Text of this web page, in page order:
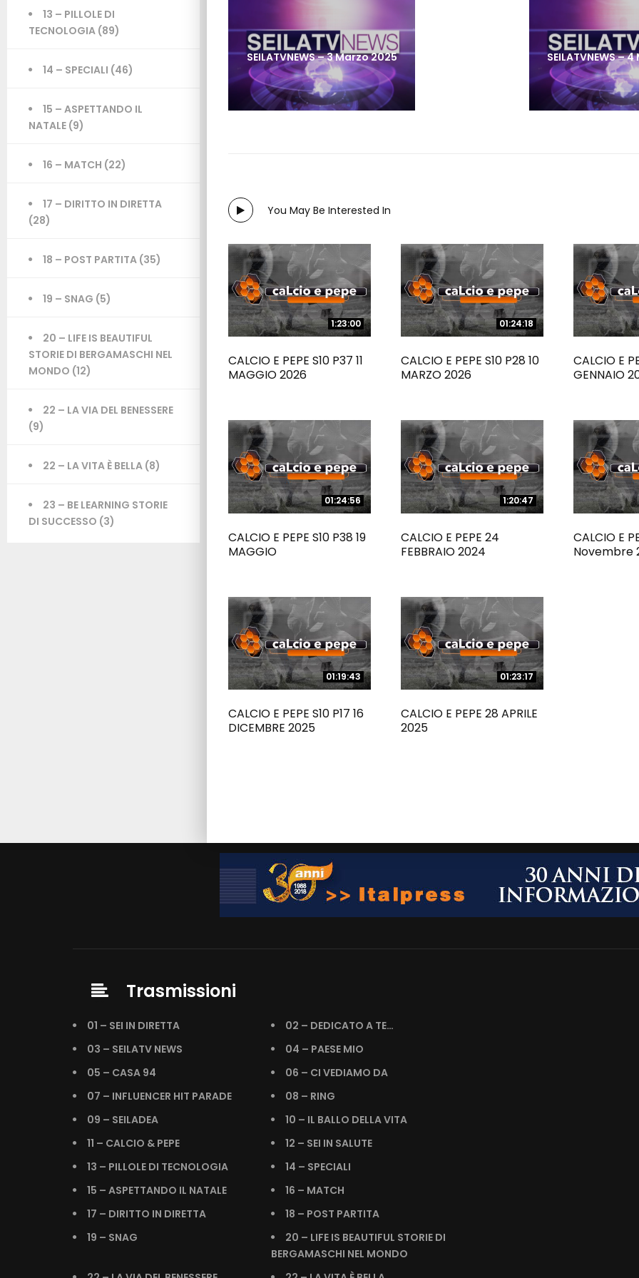
13 – PILLOLE DI
TECNOLOGIA (89)
14 – SPECIALI (46)
15 – ASPETTANDO IL
NATALE (9)
16 – MATCH (22)
17 – DIRITTO IN DIRETTA
(28)
18 – POST PARTITA (35)
19 – SNAG (5)
20 – LIFE IS BEAUTIFUL
STORIE DI BERGAMASCHI NEL
MONDO (12)
22 – LA VIA DEL BENESSERE
(9)
22 – LA VITA È BELLA (8)
23 – BE LEARNING STORIE
DI SUCCESSO (3)
SEILATVNEWS – 3 Marzo 2025 SEILATVNEWS –
You May Be Interested In
1:23:00
1:23:00
CALCIO E PEPE S10 P37 11
MAGGIO 2026
01:24:18
01:24:18
CALCIO E PEPE S10 P28 10
MARZO 2026
CALCIO E
GENNAIO
01:24:56
01:24:56
CALCIO E PEPE S10 P38 19
MAGGIO
1:20:47
1:20:47
CALCIO E PEPE 24
FEBBRAIO 2024
CALCIO E
Novembre
01:19:43
01:19:43
CALCIO E PEPE S10 P17 16
DICEMBRE 2025
01:23:17
01:23:17
CALCIO E PEPE 28 APRILE
2025
Trasmissioni
01 – SEI IN DIRETTA
02 – DEDICATO A TE…
03 – SEILATV NEWS
04 – PAESE MIO
05 – CASA 94
06 – CI VEDIAMO DA
07 – INFLUENCER HIT PARADE
08 – RING
09 – SEILADEA
10 – IL BALLO DELLA VITA
11 – CALCIO & PEPE
12 – SEI IN SALUTE
13 – PILLOLE DI TECNOLOGIA
14 – SPECIALI
15 – ASPETTANDO IL NATALE
16 – MATCH
17 – DIRITTO IN DIRETTA
18 – POST PARTITA
19 – SNAG
20 – LIFE IS BEAUTIFUL STORIE DI
BERGAMASCHI NEL MONDO